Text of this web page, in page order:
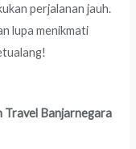
perjalanan jauh.
lupa menikmati
Travel Banjarnegara